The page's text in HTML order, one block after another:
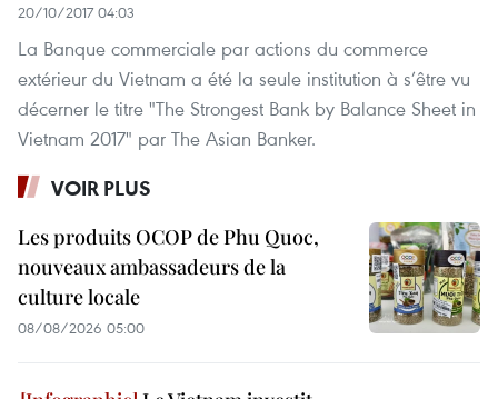
20/10/2017 04:03
La Banque commerciale par actions du commerce
extérieur du Vietnam a été la seule institution à s’être vu
décerner le titre "The Strongest Bank by Balance Sheet in
Vietnam 2017" par The Asian Banker.
VOIR PLUS
Les produits OCOP de Phu Quoc,
nouveaux ambassadeurs de la
culture locale
08/08/2026 05:00